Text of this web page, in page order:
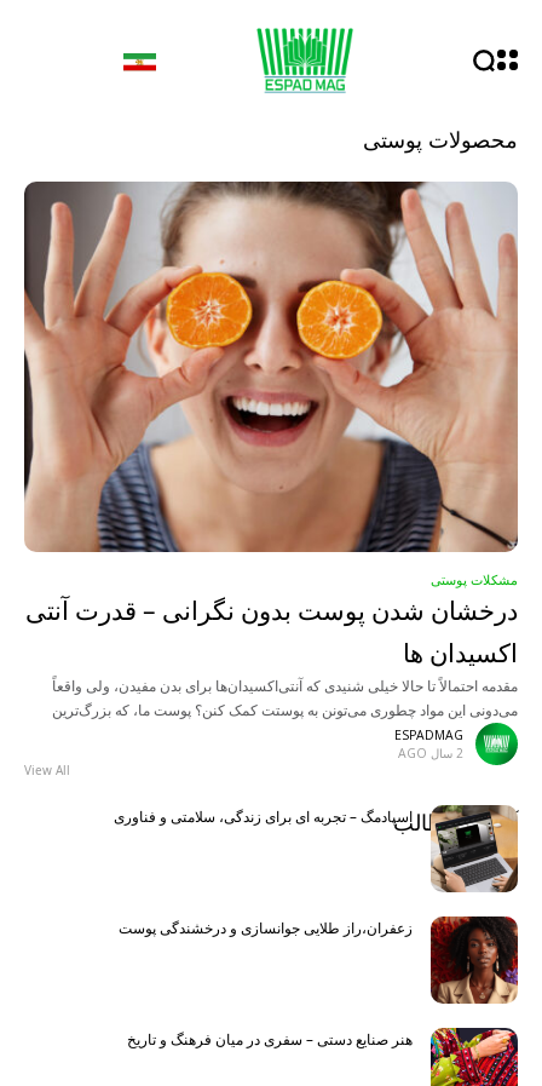
محصولات پوستی
مشکلات پوستی
درخشان شدن پوست بدون نگرانی – قدرت آنتی
اکسیدان ها
مقدمه احتمالاً تا حالا خیلی شنیدی که آنتی‌اکسیدان‌ها برای بدن مفیدن، ولی واقعاً
می‌دونی این مواد چطوری می‌تونن به پوستت کمک کنن؟ پوست ما، که بزرگ‌ترین
عضو بدن هم هست،
ESPADMAG
2 سال AGO
Latest
آخرین مطالب
View All
اسپادمگ – تجربه ای برای زندگی، سلامتی و فناوری
زعفران،راز طلایی جوانسازی و درخشندگی پوست
هنر صنایع دستی – سفری در میان فرهنگ و تاریخ